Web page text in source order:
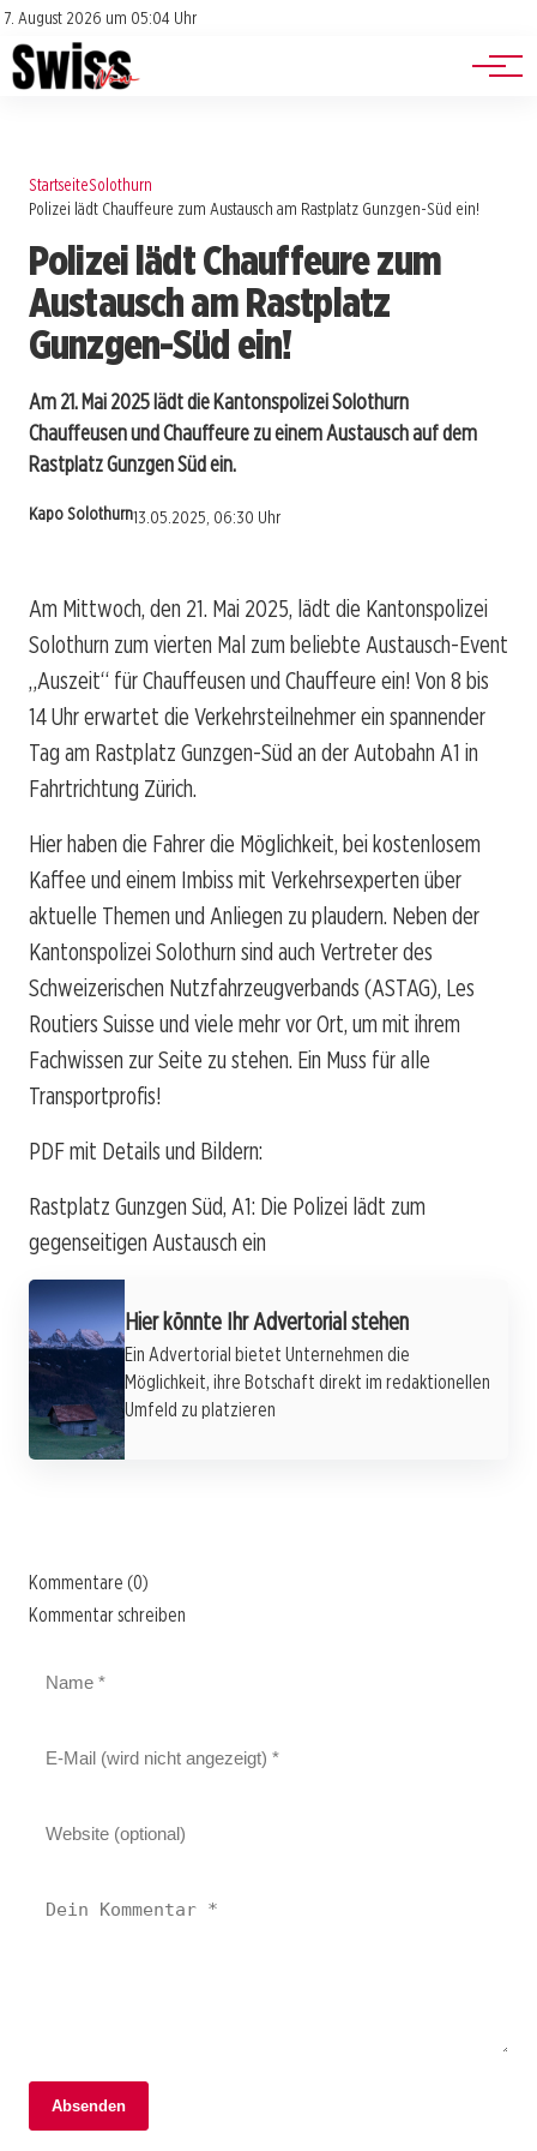
7. August 2026 um 05:04 Uhr
Impressum
Datenschutz
Jobs
Events
StartseiteSolothurn
Polizei lädt Chauffeure zum Austausch am Rastplatz Gunzgen-Süd ein!
Polizei lädt Chauffeure zum
Austausch am Rastplatz
Gunzgen-Süd ein!
Am 21. Mai 2025 lädt die Kantonspolizei Solothurn
Chauffeusen und Chauffeure zu einem Austausch auf dem
Rastplatz Gunzgen Süd ein.
Kapo Solothurn13.05.2025, 06:30 Uhr
Am Mittwoch, den 21. Mai 2025, lädt die Kantonspolizei
Solothurn zum vierten Mal zum beliebte Austausch-Event
„Auszeit“ für Chauffeusen und Chauffeure ein! Von 8 bis
14 Uhr erwartet die Verkehrsteilnehmer ein spannender
Tag am Rastplatz Gunzgen-Süd an der Autobahn A1 in
Fahrtrichtung Zürich.
Hier haben die Fahrer die Möglichkeit, bei kostenlosem
Kaffee und einem Imbiss mit Verkehrsexperten über
aktuelle Themen und Anliegen zu plaudern. Neben der
Kantonspolizei Solothurn sind auch Vertreter des
Schweizerischen Nutzfahrzeugverbands (ASTAG), Les
Routiers Suisse und viele mehr vor Ort, um mit ihrem
Fachwissen zur Seite zu stehen. Ein Muss für alle
Transportprofis!
PDF mit Details und Bildern:
Rastplatz Gunzgen Süd, A1: Die Polizei lädt zum
gegenseitigen Austausch ein
Hier könnte Ihr Advertorial stehen
Ein Advertorial bietet Unternehmen die
Möglichkeit, ihre Botschaft direkt im redaktionellen
Umfeld zu platzieren
Kommentare (0)
Kommentar schreiben
Absenden
02. Januar 2026